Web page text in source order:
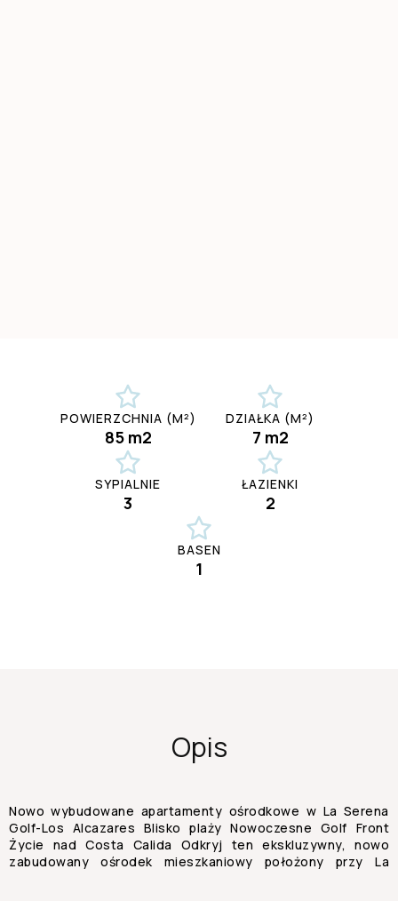
POWIERZCHNIA (M²)
85 m2
DZIAŁKA (M²)
7 m2
SYPIALNIE
3
ŁAZIENKI
2
BASEN
1
Opis
Nowo wybudowane apartamenty ośrodkowe w La Serena
Golf-Los Alcazares Blisko plaży Nowoczesne Golf Front
Życie nad Costa Calida Odkryj ten ekskluzywny, nowo
zabudowany ośrodek mieszkaniowy położony przy La